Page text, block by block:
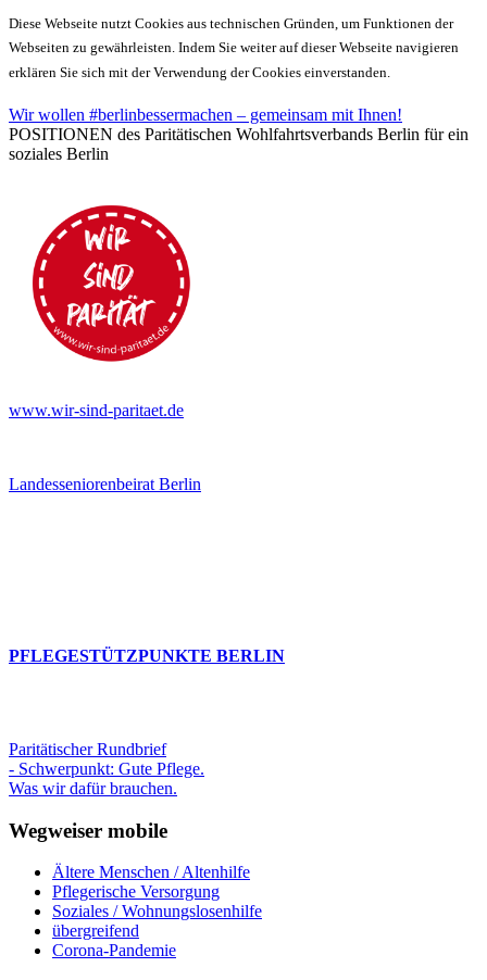
Diese Webseite nutzt Cookies aus technischen Gründen, um Funktionen der
Webseiten zu gewährleisten. Indem Sie weiter auf dieser Webseite navigieren
erklären Sie sich mit der Verwendung der Cookies einverstanden.
Wir wollen #berlinbessermachen – gemeinsam mit Ihnen!
POSITIONEN des Paritätischen Wohlfahrtsverbands Berlin für ein
soziales Berlin
www.wir-sind-paritaet.de
Landesseniorenbeirat Berlin
PFLEGESTÜTZPUNKTE BERLIN
Paritätischer Rundbrief
- Schwerpunkt: Gute Pflege.
Was wir dafür brauchen.
Wegweiser mobile
Ältere Menschen / Altenhilfe
Pflegerische Versorgung
Soziales / Wohnungslosenhilfe
übergreifend
Corona-Pandemie